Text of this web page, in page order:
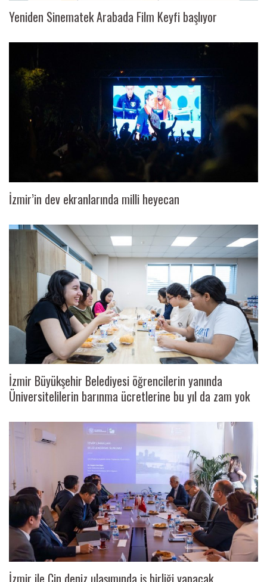
Yeniden Sinematek Arabada Film Keyfi başlıyor
İzmir’in dev ekranlarında milli heyecan
İzmir Büyükşehir Belediyesi öğrencilerin yanında
Üniversitelilerin barınma ücretlerine bu yıl da zam yok